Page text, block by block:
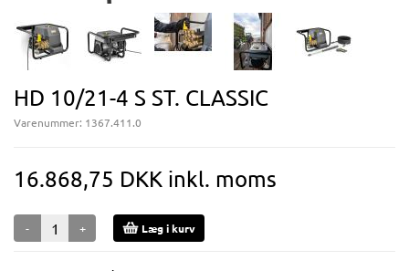
HD 10/21-4 S ST. CLASSIC
Varenummer: 1367.411.0
16.868,75 DKK inkl. moms
- + Læg i kurv